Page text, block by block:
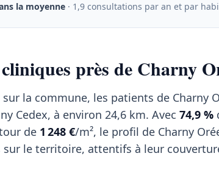
la moyenne · 1,9 consultations par an et par
près de Charny
la commune, les patients de Charny
Cedex, à environ 24,6 km. Avec 74,9 %
de 1 248 €/m², le profil de Charny
le territoire, attentifs à leur